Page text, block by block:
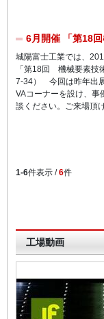
6月開催 「第18
城陽富士工業では、
「第18回 機械要素技
7-34） 今回は昨年出
VAコーナーを設け、事
談ください。ご来場頂
1-6件表示 /6件
工場動画